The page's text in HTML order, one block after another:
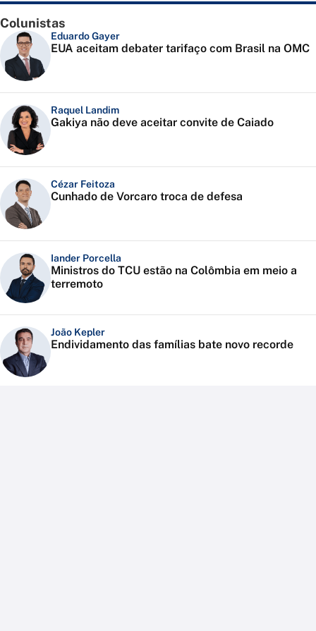
Colunistas
Eduardo Gayer
EUA aceitam debater tarifaço com Brasil na OMC
Raquel Landim
Gakiya não deve aceitar convite de Caiado
Cézar Feitoza
Cunhado de Vorcaro troca de defesa
Iander Porcella
Ministros do TCU estão na Colômbia em meio a
terremoto
João Kepler
Endividamento das famílias bate novo recorde